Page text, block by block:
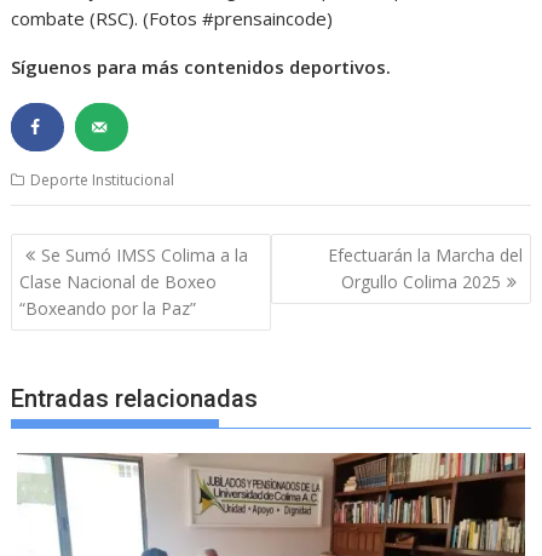
combate (RSC). (Fotos #prensaincode)
Síguenos para más contenidos deportivos.
Deporte Institucional
Navegación
de
entradas
Se Sumó IMSS Colima a la
Clase Nacional de Boxeo
“Boxeando por la Paz”
Efectuarán la Marcha del
Orgullo Colima 2025
Entradas relacionadas